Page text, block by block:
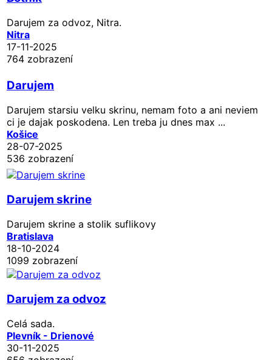
Darujem za odvoz, Nitra.
Nitra
17-11-2025
764 zobrazení
Darujem
Darujem starsiu velku skrinu, nemam foto a ani neviem
ci je dajak poskodena. Len treba ju dnes max ...
Košice
28-07-2025
536 zobrazení
Darujem skrine
Darujem skrine a stolik suflikovy
Bratislava
18-10-2024
1099 zobrazení
Darujem za odvoz
Celá sada.
Plevník - Drienové
30-11-2025